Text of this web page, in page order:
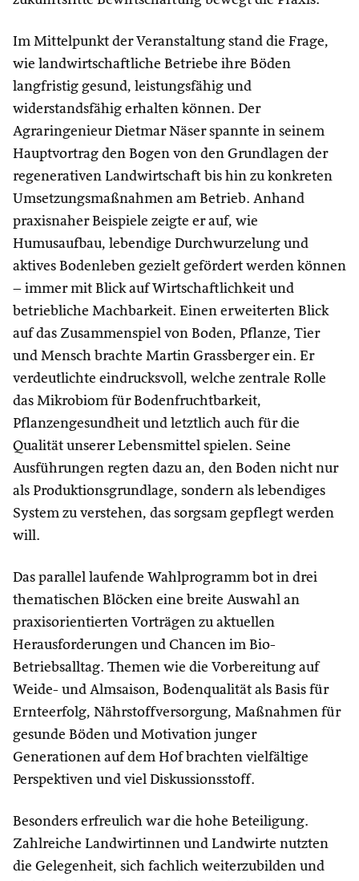
Im Mittelpunkt der Veranstaltung stand die Frage,
wie landwirtschaftliche Betriebe ihre Böden
langfristig gesund, leistungsfähig und
widerstandsfähig erhalten können. Der
Agraringenieur Dietmar Näser spannte in seinem
Hauptvortrag den Bogen von den Grundlagen der
regenerativen Landwirtschaft bis hin zu konkreten
Umsetzungsmaßnahmen am Betrieb. Anhand
praxisnaher Beispiele zeigte er auf, wie
Humusaufbau, lebendige Durchwurzelung und
aktives Bodenleben gezielt gefördert werden können
– immer mit Blick auf Wirtschaftlichkeit und
betriebliche Machbarkeit. Einen erweiterten Blick
auf das Zusammenspiel von Boden, Pflanze, Tier
und Mensch brachte Martin Grassberger ein. Er
verdeutlichte eindrucksvoll, welche zentrale Rolle
das Mikrobiom für Bodenfruchtbarkeit,
Pflanzengesundheit und letztlich auch für die
Qualität unserer Lebensmittel spielen. Seine
Ausführungen regten dazu an, den Boden nicht nur
als Produktionsgrundlage, sondern als lebendiges
System zu verstehen, das sorgsam gepflegt werden
will.
Das parallel laufende Wahlprogramm bot in drei
thematischen Blöcken eine breite Auswahl an
praxisorientierten Vorträgen zu aktuellen
Herausforderungen und Chancen im Bio-
Betriebsalltag. Themen wie die Vorbereitung auf
Weide- und Almsaison, Bodenqualität als Basis für
Ernteerfolg, Nährstoffversorgung, Maßnahmen für
gesunde Böden und Motivation junger
Generationen auf dem Hof brachten vielfältige
Perspektiven und viel Diskussionsstoff.
Besonders erfreulich war die hohe Beteiligung.
Zahlreiche Landwirtinnen und Landwirte nutzten
die Gelegenheit, sich fachlich weiterzubilden und